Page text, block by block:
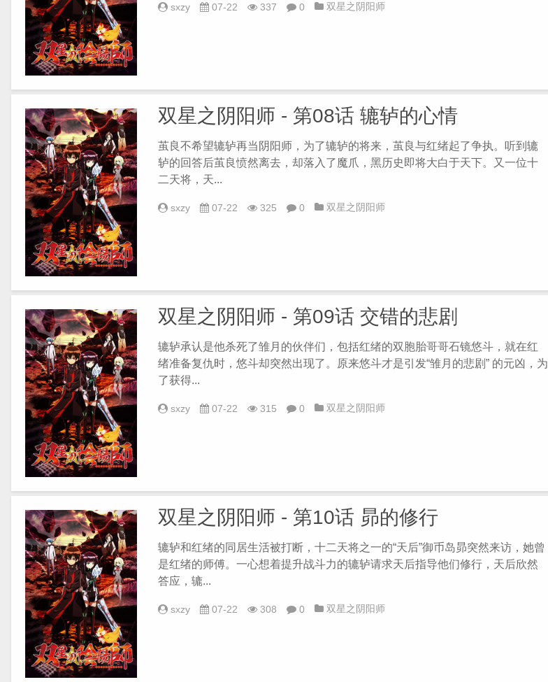
sxzy 07-22 337 0 双星之阴阳师
双星之阴阳师 - 第08话 辘轳的心情
茧良不希望辘轳再当阴阳师，为了辘轳的将来，茧良与红绪起了争执。听到辘
轳的回答后茧良愤然离去，却落入了魔爪，黑历史即将大白于天下。又一位十
二天将，天...
sxzy 07-22 325 0 双星之阴阳师
双星之阴阳师 - 第09话 交错的悲剧
辘轳承认是他杀死了雏月的伙伴们，包括红绪的双胞胎哥哥石镜悠斗，就在红
绪准备复仇时，悠斗却突然出现了。原来悠斗才是引发“雏月的悲剧” 的元凶，为
了获得...
sxzy 07-22 315 0 双星之阴阳师
双星之阴阳师 - 第10话 昴的修行
辘轳和红绪的同居生活被打断，十二天将之一的“天后”御币岛昴突然来访，她曾
是红绪的师傅。一心想着提升战斗力的辘轳请求天后指导他们修行，天后欣然
答应，辘...
sxzy 07-22 308 0 双星之阴阳师